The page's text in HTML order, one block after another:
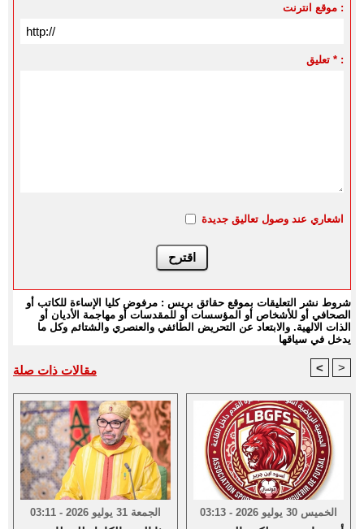
موقع انترنت :
تعليق * :
اشعاري عند وصول تعاليق جديدة
شروط نشر التعليقات بموقع حقائق بريس : مرفوض كليا الإساءة للكاتب أو
الصحافي أو للأشخاص أو المؤسسات أو للمقدسات أو مهاجمة الأديان أو
الذات الالهية. والابتعاد عن التحريض الطائفي والعنصري والشتائم وكل ما
يدخل في سياقها
مقالات ذات صلة < >
الجمعة 31 يوليو 2026 - 03:11 الخميس 30 يوليو 2026 - 03:13